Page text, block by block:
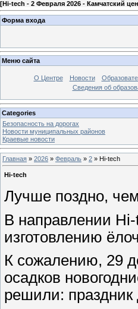
[Hi-tech - 2 Февраля 2026 - Камчатский
Форма входа
Меню сайта
О Центре Новости
Сведения об
Categories
Безопасность на дорогах
Новости муниципальных районов
Краевые новости
Главная » 2026 » Февраль » 2 » Hi-tech
Hi-tech
Лучше поздно,
В направлении
изготовлению
К сожалению, 29
осадков
решили: праздник